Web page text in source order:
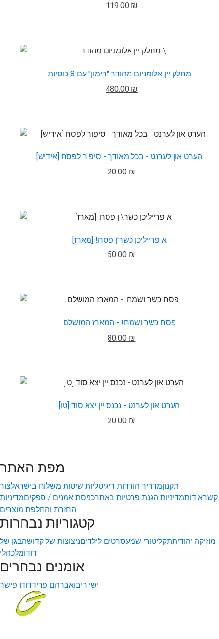
119.00 ₪
מחלק יין אלומניום מהודר "רימון" עם 8 כוסיות
480.00 ₪
הערט און לערנט - בכל מאודך - סיפור לפסח [אידיש]
20.00 ₪
א פרייליכן כשר'ן פסח! [מארז]
50.00 ₪
פסח כשר ושמח! - המארז המושלם
80.00 ₪
הערט און לערנט - נכנס יין יצא סוד [טו]
20.00 ₪
מפת האתר
תקנוןמדריך הורדות דיגיטליות שיטות משלוח בישראלצור
קשראודותמדיניות הגנת פרטיות באתרכניסת אמנים / ספקיםמדיניות
החזרת והחלפת מוצרים
קטגוריות נבחרות
מוזיקה יהודיתתקליטורי שמעסרטים לילדיםניצוצות של קדושהבגן של
דודומלכהלי
אומנים נבחרים
ישי ריבואברהם פרידדודו פישר